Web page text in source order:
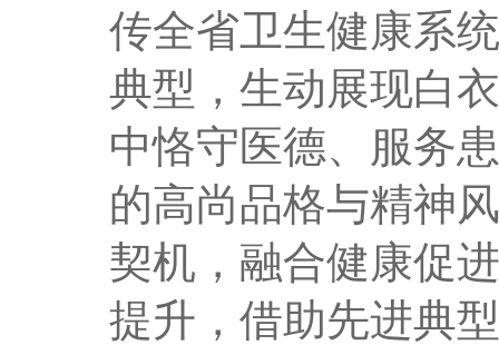
传全省卫生健康系
典型，生动展现白
中恪守医德、服务
的高尚品格与精神
契机， 融合健康促
提升 ，借助先进典